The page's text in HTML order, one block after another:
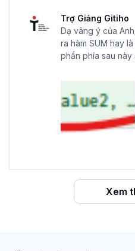
Trợ Giảng Gitiho
Dạ vâng ý của
ra hàm SUM hay
phần phía sau này
Xem